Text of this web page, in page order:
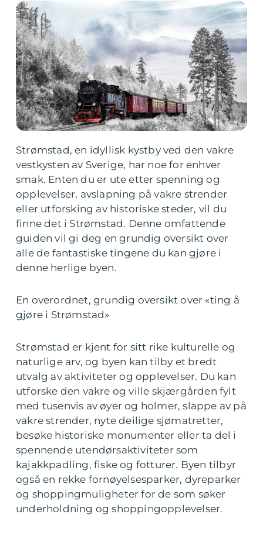
Strømstad, en idyllisk kystby ved den vakre
vestkysten av Sverige, har noe for enhver
smak. Enten du er ute etter spenning og
opplevelser, avslapning på vakre strender
eller utforsking av historiske steder, vil du
finne det i Strømstad. Denne omfattende
guiden vil gi deg en grundig oversikt over
alle de fantastiske tingene du kan gjøre i
denne herlige byen.
En overordnet, grundig oversikt over «ting å
gjøre i Strømstad»
Strømstad er kjent for sitt rike kulturelle og
naturlige arv, og byen kan tilby et bredt
utvalg av aktiviteter og opplevelser. Du kan
utforske den vakre og ville skjærgården fylt
med tusenvis av øyer og holmer, slappe av på
vakre strender, nyte deilige sjømatretter,
besøke historiske monumenter eller ta del i
spennende utendørsaktiviteter som
kajakkpadling, fiske og fotturer. Byen tilbyr
også en rekke fornøyelsesparker, dyreparker
og shoppingmuligheter for de som søker
underholdning og shoppingopplevelser.